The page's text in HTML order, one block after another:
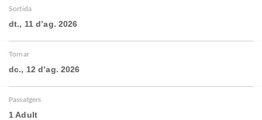
Sortida
dt., 11 d’ag. 2026
Tornar
dc., 12 d’ag. 2026
Passatgers
1 Adult